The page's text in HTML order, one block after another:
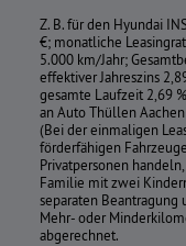
Z. B. für den Hyundai
€; monatliche
5.000 km/Jahr;
effektiver Jahreszins
gesamte Laufzeit 2,69
an Auto Thüllen
(Bei der einmaligen
förderfähigen
Privatpersonen
Familie mit zwei
separaten Beantragung
Mehr- oder
abgerechnet.